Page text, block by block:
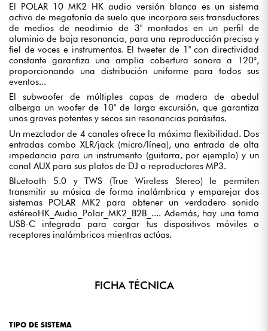
El POLAR 10 MK2 HK audio versión blanca es un sistema
activo de megafonía de suelo que incorpora seis transductores
de medios de neodimio de 3" montados en un perfil de
aluminio de baja resonancia, para una reproducción precisa y
fiel de voces e instrumentos. El tweeter de 1" con directividad
constante garantiza una amplia cobertura sonora a 120°,
proporcionando una distribución uniforme para todos sus
eventos...
El subwoofer de múltiples capas de madera de abedul
alberga un woofer de 10" de larga excursión, que garantiza
unos graves potentes y secos sin resonancias parásitas.
Un mezclador de 4 canales ofrece la máxima flexibilidad. Dos
entradas combo XLR/jack (micro/línea), una entrada de alta
impedancia para un instrumento (guitarra, por ejemplo) y un
canal AUX para sus platos de DJ o reproductores MP3.
Bluetooth 5.0 y TWS (True Wireless Stereo) le permiten
transmitir su música de forma inalámbrica y emparejar dos
sistemas POLAR MK2 para obtener un verdadero sonido
estéreoHK_Audio_Polar_MK2_B2B_.... Además, hay una toma
USB-C integrada para cargar tus dispositivos móviles o
receptores inalámbricos mientras actúas.
FICHA TÉCNICA
TIPO DE SISTEMA